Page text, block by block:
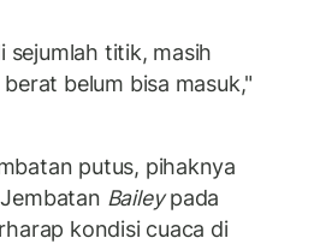
sejumlah titik, masih
belum bisa masuk,"
putus, pihaknya
Baileypada
kondisi cuaca di